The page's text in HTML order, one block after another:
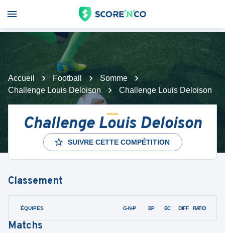
Accueil Football
Somme
Challenge Louis Deloison
Challenge Louis Deloison
Challenge Louis Deloison
SUIVRE CETTE COMPÉTITION
Classement
ÉQUIPES G-N-P BP BC DIFF RATIO
Matchs